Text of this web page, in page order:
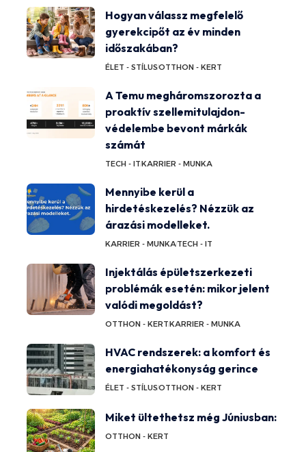
Hogyan válassz megfelelő
gyerekcipőt az év minden
időszakában?
ÉLET - STÍLUSOTTHON - KERT
A Temu megháromszorozta a
proaktív szellemitulajdon-
védelembe bevont márkák
számát
TECH - ITKARRIER - MUNKA
Mennyibe kerül a
hirdetéskezelés? Nézzük az
árazási modelleket.
KARRIER - MUNKATECH - IT
Injektálás épületszerkezeti
problémák esetén: mikor jelent
valódi megoldást?
OTTHON - KERTKARRIER - MUNKA
HVAC rendszerek: a komfort és
energiahatékonyság gerince
ÉLET - STÍLUSOTTHON - KERT
Miket ültethetsz még Júniusban:
OTTHON - KERT